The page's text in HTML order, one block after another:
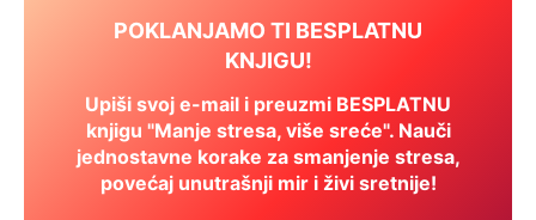
POKLANJAMO TI BESPLATNU
KNJIGU!
Upiši svoj e-mail i preuzmi BESPLATNU
knjigu "Manje stresa, više sreće". Nauči
jednostavne korake za smanjenje stresa,
povećaj unutrašnji mir i živi sretnije!